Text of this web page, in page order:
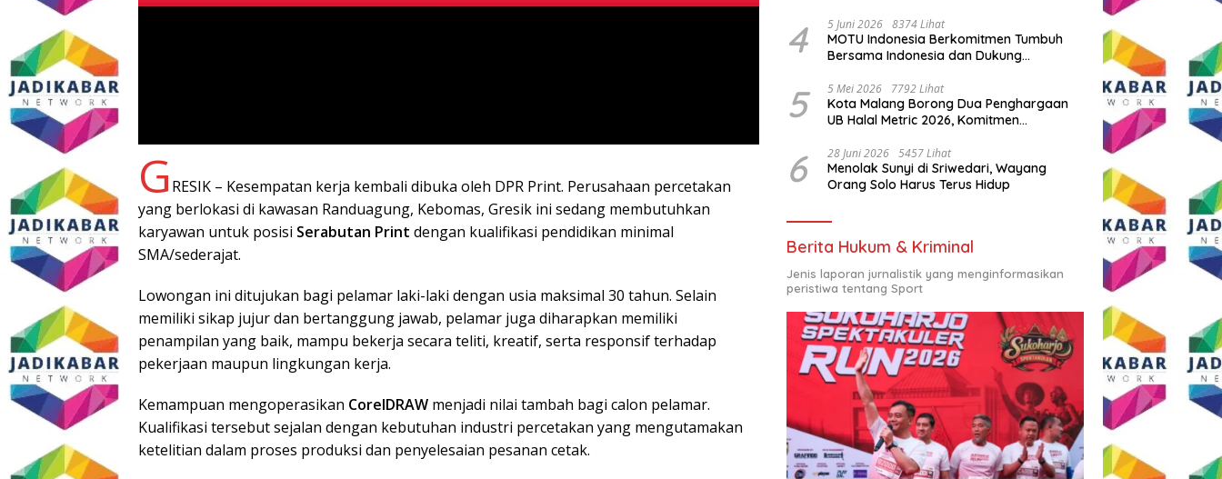
G RESIK – Kesempatan kerja kembali dibuka oleh DPR Print. Perusahaan percetakan
yang berlokasi di kawasan Randuagung, Kebomas, Gresik ini sedang membutuhkan
karyawan untuk posisi Serabutan Print dengan kualifikasi pendidikan minimal
SMA/sederajat.
Lowongan ini ditujukan bagi pelamar laki-laki dengan usia maksimal 30 tahun. Selain
memiliki sikap jujur dan bertanggung jawab, pelamar juga diharapkan memiliki
penampilan yang baik, mampu bekerja secara teliti, kreatif, serta responsif terhadap
pekerjaan maupun lingkungan kerja.
Kemampuan mengoperasikan CorelDRAW menjadi nilai tambah bagi calon pelamar.
Kualifikasi tersebut sejalan dengan kebutuhan industri percetakan yang mengutamakan
ketelitian dalam proses produksi dan penyelesaian pesanan cetak.
4 5 Juni 2026 8374 Lihat
MOTU Indonesia Berkomitmen Tumbuh
Bersama Indonesia dan Dukung
5 5 Mei 2026 7792 Lihat
Kota Malang Borong Dua Penghargaan
UB Halal Metric 2026, Komitmen
6 28 Juni 2026 5457 Lihat
Menolak Sunyi di Sriwedari, Wayang
Orang Solo Harus Terus Hidup
Berita Hukum & Kriminal
Jenis laporan jurnalistik yang menginformasikan
peristiwa tentang Sport